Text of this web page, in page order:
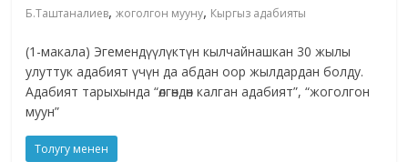
Б.Таштаналиев,жоголгон мууну, Кыргыз адабияты
(1-макала) Эгемендүүлүктүн кылчайнашкан 30 жылы
улуттук адабият үчүн да абдан оор жылдардан болду.
Адабият тарыхында “өлгөндөн калган адабият”, “жоголгон
муун”
Толугу менен